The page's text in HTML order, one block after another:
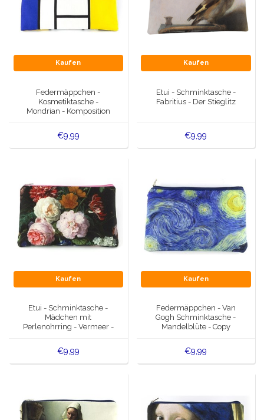
Kaufen
Federmäppchen -
Kosmetiktasche -
Mondrian - Komposition
€9,99
Kaufen
Etui - Schminktasche -
Fabritius - Der Stieglitz
€9,99
Kaufen
Etui - Schminktasche -
Mädchen mit
Perlenohrring - Vermeer -
€9,99
Kaufen
Federmäppchen - Van
Gogh Schminktasche -
Mandelblüte - Copy
€9,99